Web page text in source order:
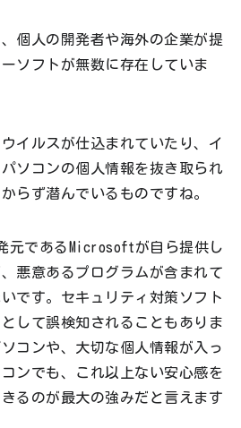
個人の開発者や海外の企業が提
ソフトが無数に存在していま
イルスが仕込まれていたり、イ
ソコンの個人情報を抜き取られ
らず潜んでいるものですね。
元であるMicrosoftが自ら提供し
悪意あるプログラムが含まれて
です。セキュリティ対策ソフト
して誤検知されることもありま
コンや、大切な個人情報が入っ
ンでも、これ以上ない安心感を
るのが最大の強みだと言えます